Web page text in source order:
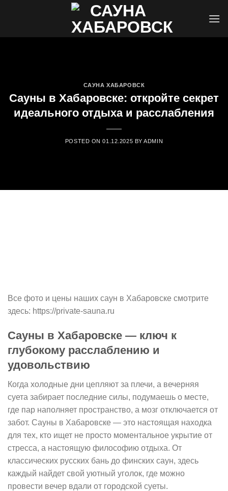
САУНА ХАБАРОВСК
Сауны в Хабаровске: откройте секрет
идеального отдыха и расслабления
POSTED ON01.12.2025 BYADMIN
Все фото и цены наших саун в Хабаровске смотрите
здесь: https://private-sauna.ru
Сауны в Хабаровске — ключ к
глубокому расслаблению и
удовольствию
Когда холодные дни цепляют за плечи, а вечерняя
суета забирает последние силы, подумаешь о месте,
где пар наполняет пространство, а мозг отключается от
забот. Сауны в Хабаровске — это настоящая находка
для тех, кто ищет не просто моментальное укрытие от
стресса, а настоящую философию отдыха. От
классических русских бань до финских саун, здесь
каждый найдет свой уютный уголок, где можно
провести вечер вдали от городской суеты.